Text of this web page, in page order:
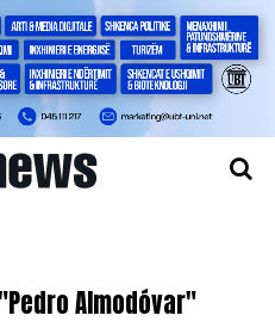
Almodóvar"